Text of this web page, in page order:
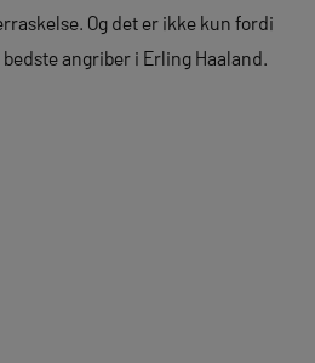
Og det er ikke kun fordi
angriber i Erling Haaland.